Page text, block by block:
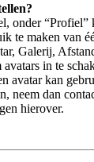
onder “Profiel”
te maken van
Galerij,
avatars in te
avatar kan
neem dan
hierover.